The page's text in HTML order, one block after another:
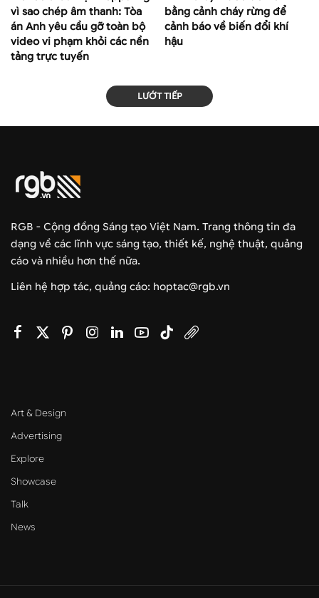
vì sao chép âm thanh: Tòa
án Anh yêu cầu gỡ toàn bộ
video vi phạm khỏi các nền
tảng trực tuyến
bằng cảnh cháy rừng để
cảnh báo về biến đổi khí
hậu
LƯỚT TIẾP
RGB - Cộng đồng Sáng tạo Việt Nam. Trang thông tin đa
dạng về các lĩnh vực sáng tạo, thiết kế, nghệ thuật, quảng
cáo và nhiều hơn thế nữa.
Liên hệ hợp tác, quảng cáo: hoptac@rgb.vn
Art & Design
Advertising
Explore
Showcase
Talk
News